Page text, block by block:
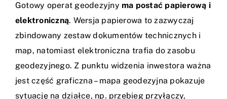
Gotowy operat geodezyjny ma postać papierową i
elektroniczną. Wersja papierowa to zazwyczaj
zbindowany zestaw dokumentów technicznych i
map, natomiast elektroniczna trafia do zasobu
geodezyjnego. Z punktu widzenia inwestora ważna
jest część graficzna – mapa geodezyjna pokazuje
sytuację na działce, np. przebieg przyłączy,